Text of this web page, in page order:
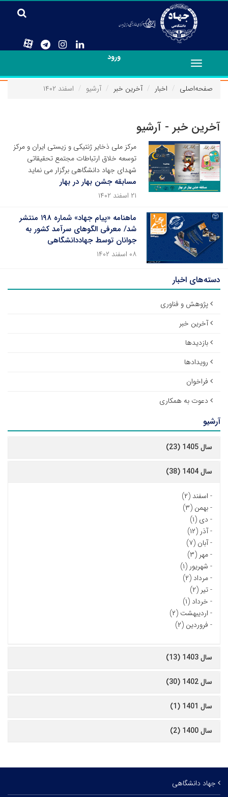
ورود
Toggle
navigation
صفحه‌اصلی
اخبار آخرین خبر آرشیو اسفند ۱۴۰۲
آخرین خبر - آرشیو
مرکز ملی ذخایر ژنتیکی و زیستی ایران و مرکز
توسعه خلاق ارتباطات مجتمع تحقیقاتی
شهدای جهاد دانشگاهی برگزار می نماید
مسابقه جشن بهار در بهار
۲۱ اسفند ۱۴۰۲
ماهنامه «پیام جهاد» شماره‌ ۱۹۸ منتشر
شد/ معرفی الگوهای سرآمد کشور به
جوانان توسط جهاددانشگاهی
۰۸ اسفند ۱۴۰۲
دسته‌های اخبار
پژوهش و فناوری
آخرین خبر
بازدیدها
رویدادها
فراخوان
دعوت به همکاری
آرشیو
سال 1405 (23)
سال 1404 (38)
- اسفند (۲)
-بهمن (۳)
- دی (۱)
-آذر (۱۲)
-آبان (۷)
-مهر (۳)
- شهریور (۱)
-مرداد (۲)
-تیر (۲)
- خرداد (۱)
- اردیبهشت (۲)
- فروردین (۲)
سال 1403 (13)
سال 1402 (30)
سال 1401 (1)
سال 1400 (2)
جهاد دانشگاهی